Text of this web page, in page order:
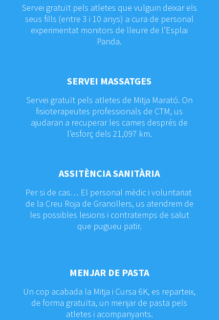
Servei gratuït pels atletes que vulguin deixar els
seus fills (entre 3 i 10 anys) a cura de personal
experimentat monitors de lleure de l’Esplai
Panda.
SERVEI MASSATGES
Servei gratuït pels atletes de Mitja Marató. On
fisioterapeutes professionals de CTM, us
ajudaran a recuperar les cames després de
l’esforç dels 21,097 km.
ASSITÈNCIA SANITÀRIA
Per si de cas… El personal mèdic i voluntariat
de la Creu Roja de Granollers, us atendrem de
les possibles lesions i contratemps de salut
que pugueu patir.
MENJAR DE PASTA
Un cop acabada la Mitja i Cursa 6K, es reparteix,
de forma gratuïta, un menjar de pasta pels
atletes i acompanyants.